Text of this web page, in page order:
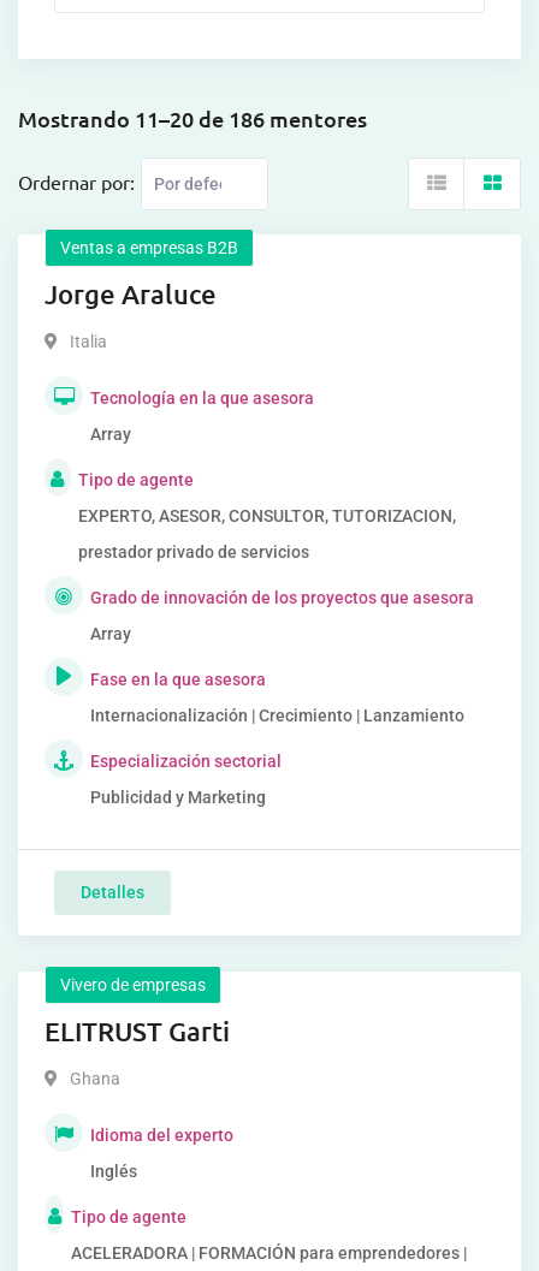
Mostrando 11–20 de 186 mentores
Ordernar por:
Ventas a empresas B2B
Jorge Araluce
Italia
Tecnología en la que asesora
Array
Tipo de agente
EXPERTO, ASESOR, CONSULTOR, TUTORIZACION,
prestador privado de servicios
Grado de innovación de los proyectos que asesora
Array
Fase en la que asesora
Internacionalización | Crecimiento | Lanzamiento
Especialización sectorial
Publicidad y Marketing
Detalles
Vivero de empresas
ELITRUST Garti
Ghana
Idioma del experto
Inglés
Tipo de agente
ACELERADORA | FORMACIÓN para emprendedores |